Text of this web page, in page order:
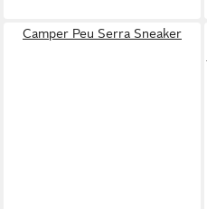
Camper Peu Serra Sneaker